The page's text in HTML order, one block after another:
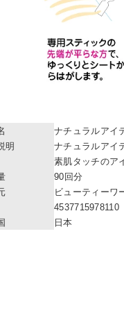
ナチュラルア
明
ナチュラルアイ
素肌タッチのア
90回分
ビューティーワ
4537715978110
日本